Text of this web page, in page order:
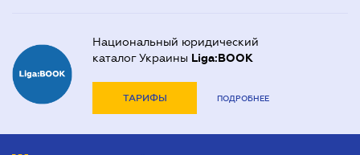
Национальный юридический
каталог Украины Liga:BOOK
ТАРИФЫ ПОДРОБНЕЕ